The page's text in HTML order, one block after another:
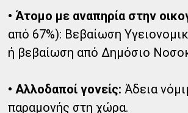
• Άτομο με αναπηρία στην
από 67%): Βεβαίωση
ή βεβαίωση από Δημόσιο
• Αλλοδαποί γονείς: Άδεια
παραμονής στη χώρα.